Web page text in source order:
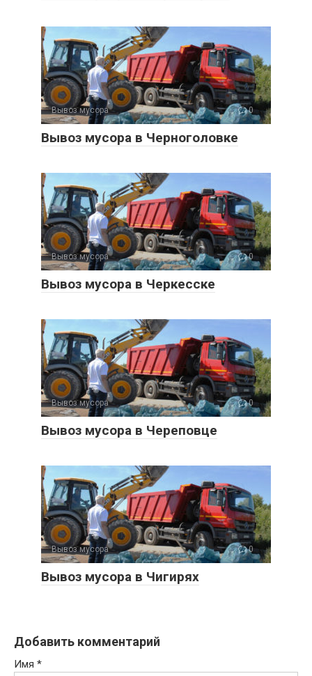
Вывоз мусора 0
Вывоз мусора в Черноголовке
Вывоз мусора 0
Вывоз мусора в Черкесске
Вывоз мусора 0
Вывоз мусора в Череповце
Вывоз мусора 0
Вывоз мусора в Чигирях
Добавить комментарий
Имя *